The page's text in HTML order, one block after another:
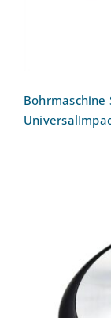
Bohrmaschine